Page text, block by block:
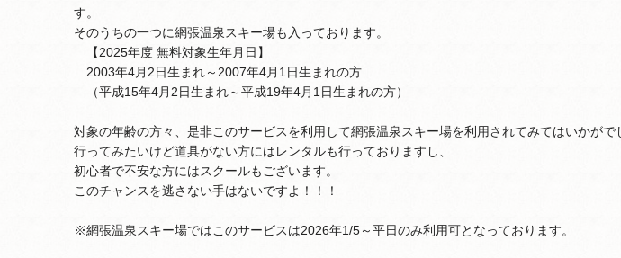
す。
そのうちの一つに網張温泉スキー場も入っております。
【2025年度 無料対象生年月日】
2003年4月2日生まれ～2007年4月1日生まれの方
（平成15年4月2日生まれ～平成19年4月1日生まれの方）
対象の年齢の方々、是非このサービスを利用して網張温泉スキー場を利用されてみてはいかがで
行ってみたいけど道具がない方にはレンタルも行っておりますし、
初心者で不安な方にはスクールもございます。
このチャンスを逃さない手はないですよ！！！
※網張温泉スキー場ではこのサービスは2026年1/5～平日のみ利用可となっております。